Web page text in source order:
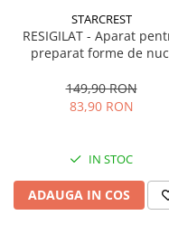
STARCREST
RESIGILAT - Aparat
preparat forme de
forme, 1400W, Indicator
luminos, Placi
149,90 RON
83,90 RON
IN STOC
ADAUGA IN COS